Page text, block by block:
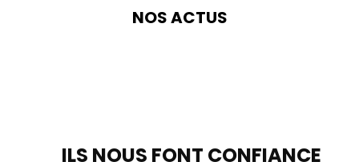
NOS ACTUS
ILS NOUS FONT CONFIANCE